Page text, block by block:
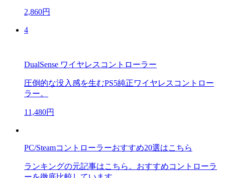
2,860円
4
DualSense ワイヤレスコントローラー
圧倒的な没入感を生むPS5純正ワイヤレスコントロー
ラー。
11,480円
PC/Steamコントローラーおすすめ20選はこちら
ランキングの元記事はこちら。おすすめコントローラ